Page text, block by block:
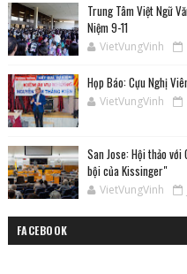
Trung Tâm Việt Ngữ
Niệm 9-11
VietVungVinh
Họp Báo: Cựu Nghị
VietVungVinh
San Jose: Hội thảo với
bội của Kissinger"
VietVungVinh
FACEBOOK